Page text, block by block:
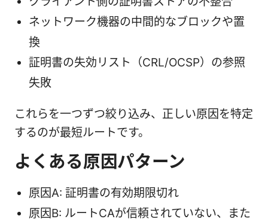
ネットワーク機器の中間的なブロックや置
換
証明書の失効リスト（CRL/OCSP）の参照
失敗
これらを一つずつ絞り込み、正しい原因を特定
するのが最短ルートです。
よくある原因パターン
原因A: 証明書の有効期限切れ
原因B: ルートCAが信頼されていない、また